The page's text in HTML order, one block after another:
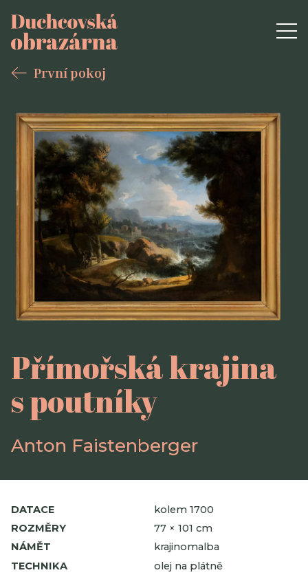
První pokoj
Přímořská krajina
s poutníky
Anton Faistenberger
DATACE
kolem 1700
ROZMĚRY
77 × 101 cm
NÁMĚT
krajinomalba
TECHNIKA
olej na plátně